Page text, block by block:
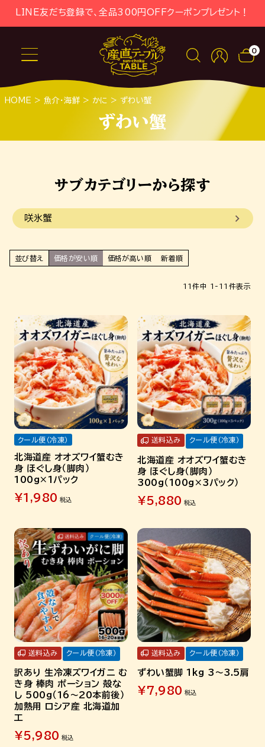
LINE友だち登録で、全品300円OFFクーポンプレゼント！
0
HOME 魚介・海鮮 かに ずわい蟹
ずわい蟹
咲氷蟹
並び替え 価格が安い順 価格が高い順 新着順
11件中 1- 11 件表示
北海道産 オオズワイ蟹むき
身 ほぐし身（脚肉）
100g×1パック
クール便（冷凍）
¥1,980 税込
北海道産 オオズワイ蟹むき
身 ほぐし身（脚肉）
300g（100g×3パック）
送料込み クール便（冷凍）
¥ 5,880 税込
訳あり 生冷凍ズワイガニ む
き身 棒肉 ポーション 殻な
し 500g（16～20本前後）
加熱用 ロシア産 北海道加
工
送料込み クール便（冷凍）
¥ 5,980 税込
ずわい蟹脚 1kg 3～3.5肩
送料込み クール便（冷凍）
¥ 7,980 税込